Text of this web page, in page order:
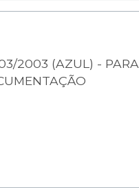
2003 (AZUL) - PARA